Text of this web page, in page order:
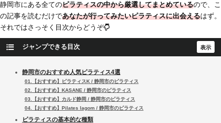
静岡市にある全てのピラティスの中から厳選してまとめているので、こ
の記事を読むだけであなたが行ってみたいピラティスに出会えるはず。
それではさっそく目次からどうぞ
ジャンプできる目次
静岡市のおすすめ人気ピラティス4選
01.【おすすめ】ピラティスK / 静岡市のピラティス
02.【おすすめ】KASANE / 静岡市のピラティス
03.【おすすめ】カルド静岡 / 静岡市のピラティス
04.【おすすめ】Pilates lagom / 静岡市のピラティス
ピラティスの基本的な種類